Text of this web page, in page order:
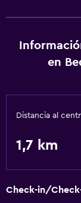
en
Distancia al
1,7 km
Check-in/